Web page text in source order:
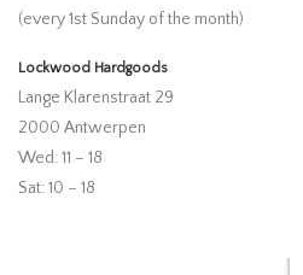
(every 1st Sunday of the month)
Lockwood Hardgoods
Lange Klarenstraat 29
2000 Antwerpen
Wed: 11 – 18
Sat: 10 – 18